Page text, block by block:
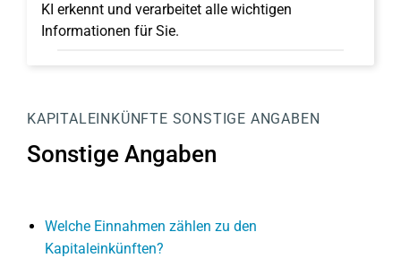
KI erkennt und verarbeitet alle wichtigen
Informationen für Sie.
KAPITALEINKÜNFTE SONSTIGE ANGABEN
Sonstige Angaben
Welche Einnahmen zählen zu den
Kapitaleinkünften?